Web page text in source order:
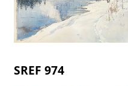
SREF 974